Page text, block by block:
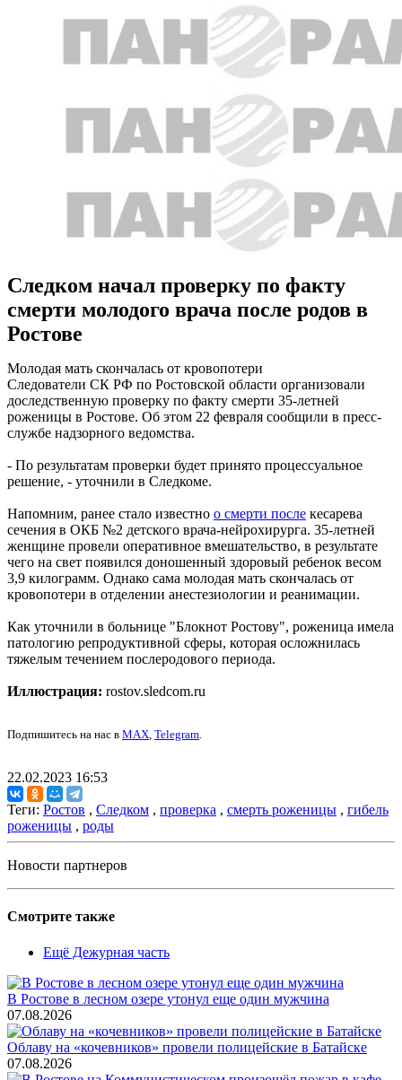
Следком начал проверку по факту
смерти молодого врача после родов в
Ростове
Молодая мать скончалась от кровопотери
Следователи СК РФ по Ростовской области организовали
доследственную проверку по факту смерти 35-летней
роженицы в Ростове. Об этом 22 февраля сообщили в пресс-
службе надзорного ведомства.
- По результатам проверки будет принято процессуальное
решение, - уточнили в Следкоме.
Напомним, ранее стало известно о смерти после кесарева
сечения в ОКБ №2 детского врача-нейрохирурга. 35-летней
женщине провели оперативное вмешательство, в результате
чего на свет появился доношенный здоровый ребенок весом
3,9 килограмм. Однако сама молодая мать скончалась от
кровопотери в отделении анестезиологии и реанимации.
Как уточнили в больнице "Блокнот Ростову", роженица имела
патологию репродуктивной сферы, которая осложнилась
тяжелым течением послеродового периода.
Иллюстрация: rostov.sledcom.ru
Подпишитесь на нас в MAX, Telegram.
22.02.2023 16:53
Теги: Ростов , Следком , проверка , смерть роженицы , гибель
роженицы , роды
Новости партнеров
Смотрите также
Ещё Дежурная часть
В Ростове в лесном озере утонул еще один мужчина
07.08.2026
Облаву на «кочевников» провели полицейские в Батайске
07.08.2026